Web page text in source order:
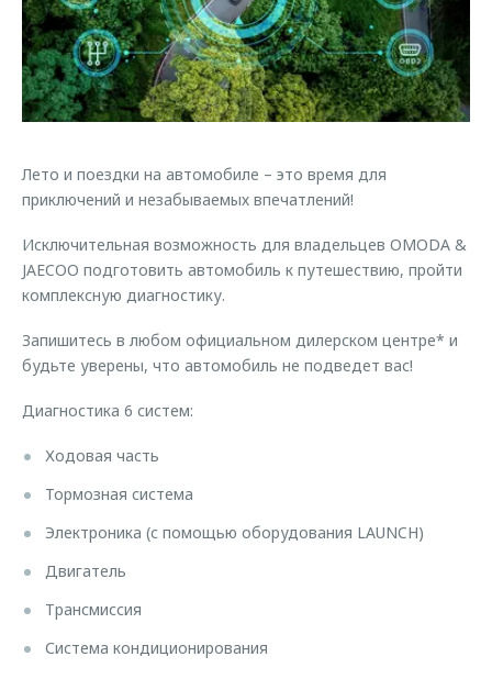
Страхование
Кредитный калькулятор
Аксессуары
Оригинальные аксессуары
Запчасти
Трейд-ин
Калькулятор трейд-ин
Клиентская поддержка
O&J Автоклуб
Клуб владельцев OMODA
Аксессуары
Оригинальные аксессуары
Запчасти
Обратная связь
Лето и поездки на автомобиле – это время для
приключений и незабываемых впечатлений!
Исключительная возможность для владельцев OMODA &
JAECOO подготовить автомобиль к путешествию, пройти
комплексную диагностику.
Запишитесь в любом официальном дилерском центре* и
будьте уверены, что автомобиль не подведет вас!
Диагностика 6 систем:
Ходовая часть
Тормозная система
Электроника (с помощью оборудования LAUNCH)
Двигатель
Трансмиссия
Система кондиционирования